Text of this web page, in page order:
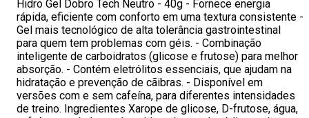
Hidro Gel Dobro Tech Neutro - 40g - Fornece energia
rápida, eficiente com conforto em uma textura consistente -
Gel mais tecnológico de alta tolerância gastrointestinal
para quem tem problemas com géis. - Combinação
inteligente de carboidratos (glicose e frutose) para melhor
absorção. - Contém eletrólitos essenciais, que ajudam na
hidratação e prevenção de cãibras. - Disponível em
versões com e sem cafeína, para diferentes intensidades
de treino. Ingredientes Xarope de glicose, D-frutose, água,